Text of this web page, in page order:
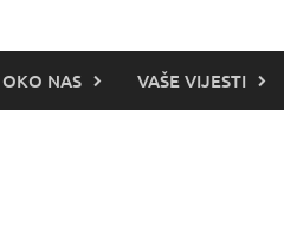
OKO NAS VAŠE VIJESTI